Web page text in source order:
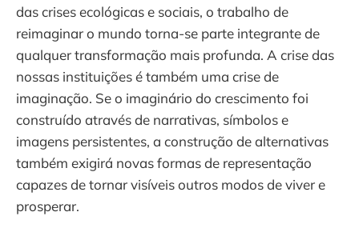
das crises ecológicas e sociais, o trabalho de
reimaginar o mundo torna-se parte integrante de
qualquer transformação mais profunda. A crise das
nossas instituições é também uma crise de
imaginação. Se o imaginário do crescimento foi
construído através de narrativas, símbolos e
imagens persistentes, a construção de alternativas
também exigirá novas formas de representação
capazes de tornar visíveis outros modos de viver e
prosperar.